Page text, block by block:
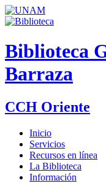
Biblioteca
Barraza
CCH Oriente
Inicio
Servicios
Recursos en línea
La Biblioteca
Información